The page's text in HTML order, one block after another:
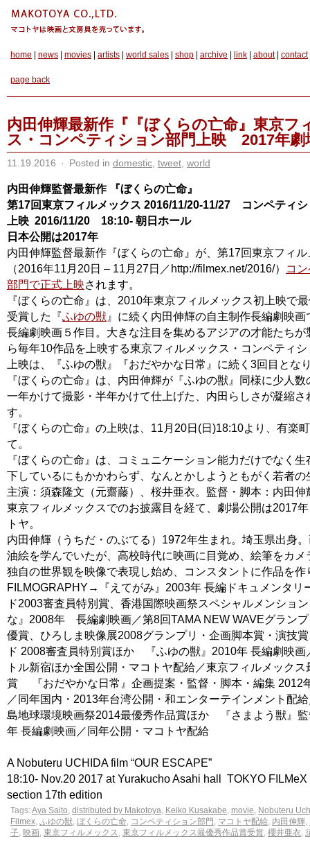
home news movies artists world sales shop archive link about| contact
page back
内田伸輝最新作『『ぼくらの亡命』東京フ
ス・コンペティション部門上映 2017年劇
11.19.2016 · Posted in domestic tweet world
内田伸輝監督最新作 『ぼくらの亡命』
第17回東京フィルメックス 2016/11/20-11/27 コンペティ
上映 2016/11/20 18:10- 朝日ホール
日本公開は2017年
内田伸輝監督最新作『ぼくらの亡命』が、第17回東京フィ
（2016年11月20日 – 11月27日／http://filmex.net/2016/）
コ
部門で正式上映されます。
『ぼくらの亡命』は、2010年東京フィルメックス初上映で
受賞した『ふゆの獣 』に続く内田伸輝の自主制作長編劇映画
長編劇映画５作目。大きな注目を集めるアジアの才能たちが
ら毎年10作品を上映する東京フィルメックス・コンペティ
上映は、『ふゆの獣』『おだやかな日常』に続く3回目とな
『ぼくらの亡命』は、内田伸輝が『ふゆの獣』同様に少人
一年かけて撮影・半年かけて仕上げた、内田らしさが凝縮さ
す。
『ぼくらの亡命』の上映は、11月20日(日)18:10より、有楽
て。
『ぼくらの亡命』は、コミュニケーション能力だけでなく
下しているにもかかわらず、なんとかしようともがく若者の
主演：須森隆文（元齋藤）、桜井亜衣。監督・脚本：内田伸
東京フィルメックスでのお披露目を経て、劇場公開は2017
トヤ。
内田伸輝（うちだ・のぶてる）1972年生まれ。埼玉県出身
油絵を学んでいたが、高校時代に映画に目覚め、絵筆をカメ
独自の世界観を映像で表現し始め、コンスタントに作品を作
FILMOGRAPHY→『えてがみ』2003年 長編ドキュメンタリ
ド2003審査員特別賞、香港国際映画祭スペシャルメンショ
な』2008年 長編劇映画／第8回TAMA NEW WAVEグラン
優賞、ひろしま映像展2008グランプリ・企画脚本賞・演技
ド 2008審査員特別賞ほか 『ふゆの獣』2010年 長編劇映画
トル新宿ほか全国公開・マコトヤ配給／東京フィルメックス
賞 『おだやかな日常』企画提案・監督・脚本・編集 2012
／同年国内・2013年台湾公開・和エンターテインメント配
島地球環境映画祭2014最優秀作品賞ほか 『さまよう獣』
年 長編劇映画／同年公開・マコトヤ配給
A Nobuteru UCHIDA film “OUR ESCAPE”
18:10- Nov.20 2017 at Yurakucho Asahi hall TOKYO
section 17th edition
Tags:Aya Saito, distributed by Makotoya, Keiko Kusakabe, movie, Nobuteru
Filmex, ふゆの獣, ぼくらの亡命, コンペティション部門 , マコトヤ配給, 内田伸輝,
子, 映画, 東京フィルメックス, 東京フィルメックス最優秀作品賞受賞, 櫻井亜衣,